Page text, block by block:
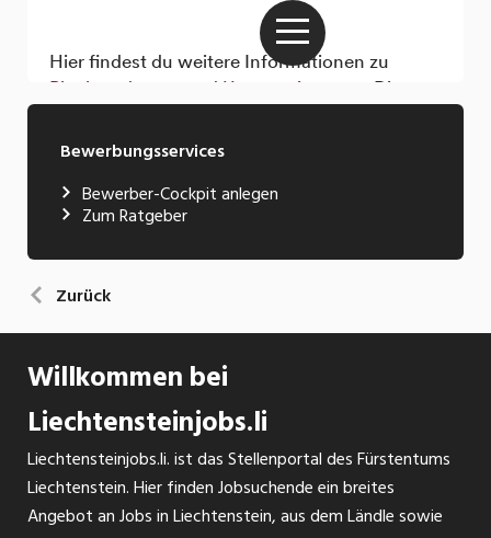
Bewerbungsservices
Bewerber-Cockpit anlegen
Zum Ratgeber
Zurück
Willkommen bei
Liechtensteinjobs.li
Liechtensteinjobs.li. ist das Stellenportal des Fürstentums
Liechtenstein. Hier finden Jobsuchende ein breites
Angebot an Jobs in Liechtenstein, aus dem Ländle sowie